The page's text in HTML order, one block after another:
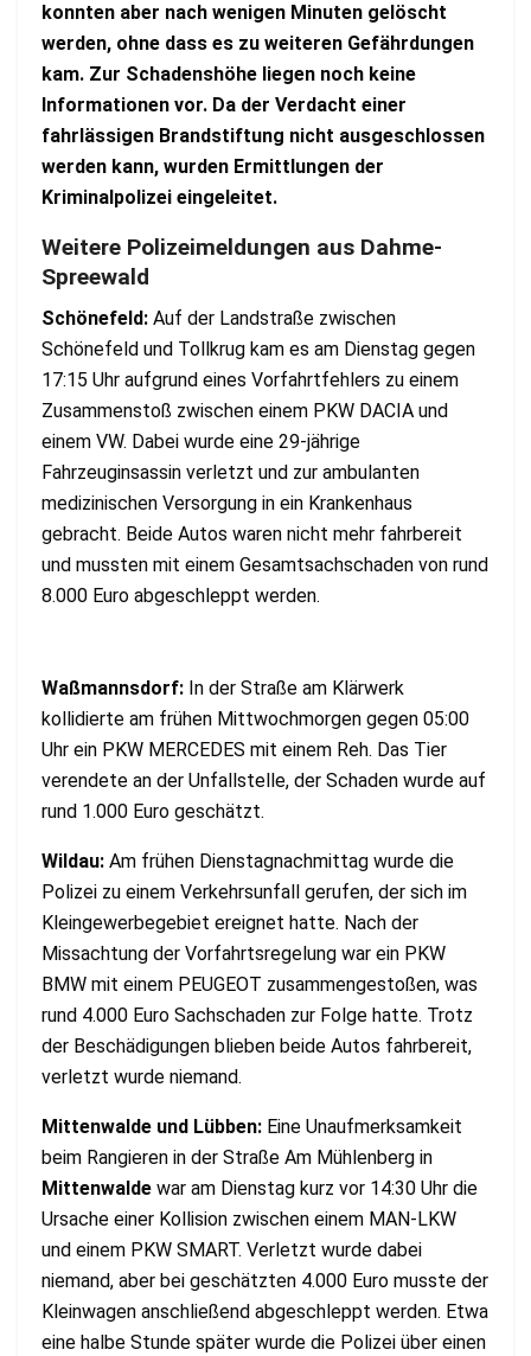
konnten aber nach wenigen Minuten gelöscht
werden, ohne dass es zu weiteren Gefährdungen
kam. Zur Schadenshöhe liegen noch keine
Informationen vor. Da der Verdacht einer
fahrlässigen Brandstiftung nicht ausgeschlossen
werden kann, wurden Ermittlungen der
Kriminalpolizei eingeleitet.
Weitere Polizeimeldungen aus Dahme-
Spreewald
Schönefeld: Auf der Landstraße zwischen
Schönefeld und Tollkrug kam es am Dienstag gegen
17:15 Uhr aufgrund eines Vorfahrtfehlers zu einem
Zusammenstoß zwischen einem PKW DACIA und
einem VW. Dabei wurde eine 29-jährige
Fahrzeuginsassin verletzt und zur ambulanten
medizinischen Versorgung in ein Krankenhaus
gebracht. Beide Autos waren nicht mehr fahrbereit
und mussten mit einem Gesamtsachschaden von rund
8.000 Euro abgeschleppt werden.
Waßmannsdorf: In der Straße am Klärwerk
kollidierte am frühen Mittwochmorgen gegen 05:00
Uhr ein PKW MERCEDES mit einem Reh. Das Tier
verendete an der Unfallstelle, der Schaden wurde auf
rund 1.000 Euro geschätzt.
Wildau: Am frühen Dienstagnachmittag wurde die
Polizei zu einem Verkehrsunfall gerufen, der sich im
Kleingewerbegebiet ereignet hatte. Nach der
Missachtung der Vorfahrtsregelung war ein PKW
BMW mit einem PEUGEOT zusammengestoßen, was
rund 4.000 Euro Sachschaden zur Folge hatte. Trotz
der Beschädigungen blieben beide Autos fahrbereit,
verletzt wurde niemand.
Mittenwalde und Lübben: Eine Unaufmerksamkeit
beim Rangieren in der Straße Am Mühlenberg in
Mittenwalde war am Dienstag kurz vor 14:30 Uhr die
Ursache einer Kollision zwischen einem MAN-LKW
und einem PKW SMART. Verletzt wurde dabei
niemand, aber bei geschätzten 4.000 Euro musste der
Kleinwagen anschließend abgeschleppt werden. Etwa
eine halbe Stunde später wurde die Polizei über einen